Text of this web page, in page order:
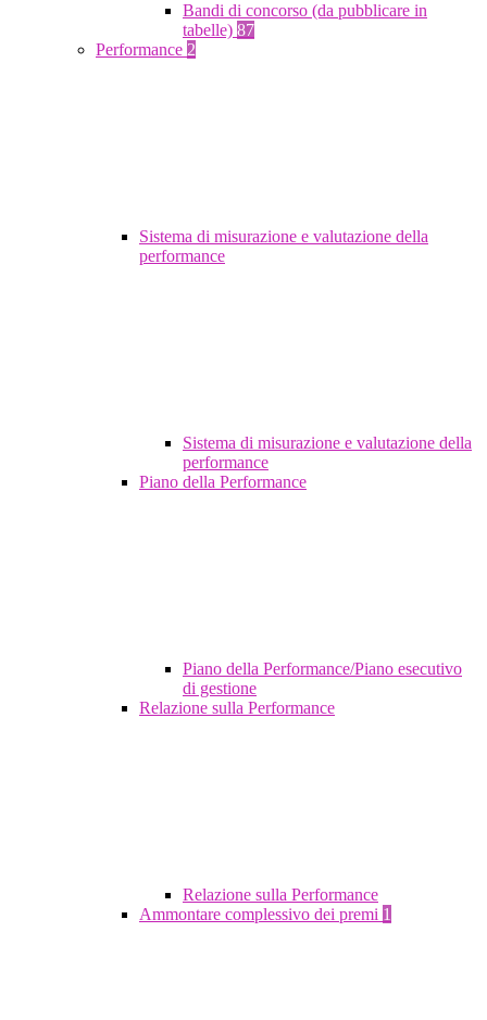
Bandi di concorso (da pubblicare in
tabelle) 87
Performance 2
Sistema di misurazione e valutazione della
performance
Sistema di misurazione e valutazione della
performance
Piano della Performance
Piano della Performance/Piano esecutivo
di gestione
Relazione sulla Performance
Relazione sulla Performance
Ammontare complessivo dei premi 1